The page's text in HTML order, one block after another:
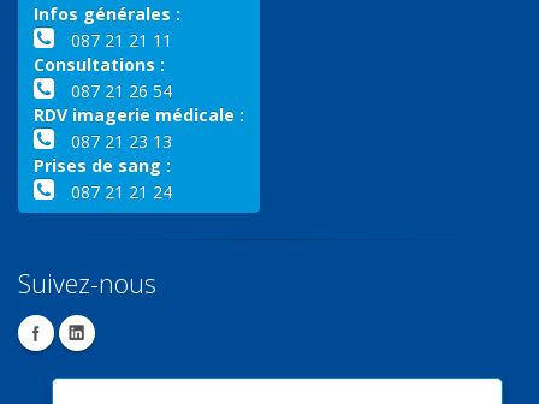
Infos générales :
087 21 21 11
Consultations :
087 21 26 54
RDV imagerie médicale :
087 21 23 13
Prises de sang :
087 21 21 24
Suivez-nous